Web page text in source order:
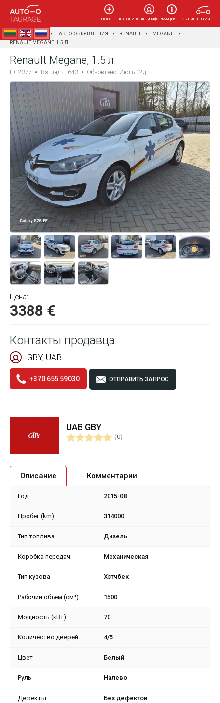
ОБЪЯВЛЕНИЯ
ИНФОРМАЦИЯ
НОВОЕ АВТОРИЗОВАТЬСЯ
AUTOTAURAGĖ АВТО ОБЪЯВЛЕНИЯ RENAULT
MEGANE
RENAULT MEGANE, 1.5 Л.
Renault Megane, 1.5 л.
ID: 2377 Взгляды: 643 Обновлено: Июль 12д.
Цена:
3388 €
Контакты продавца:
GBY, UAB
+370 655 59030 ОТПРАВИТЬ ЗАПРОС
UAB GBY
(0)
Описание Комментарии
Год 2015-08
Пробег (km) 314000
Тип топлива Дизель
Коробка передач Механическая
Тип кузова Хэтчбек
Рабочий объём (см³) 1500
Мощность (кВт) 70
Количество дверей 4/5
Цвет Белый
Руль Налево
Дефекты Без дефектов